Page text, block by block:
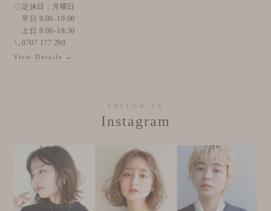
定休日：月曜日
平日 9:00–19:00
土日 9:00–18:30
0707 177 290
View Details →
FOLLOW US
Instagram